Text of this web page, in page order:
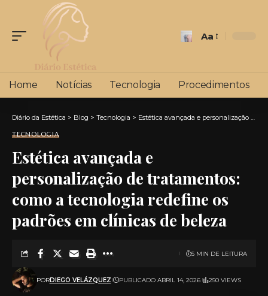
Font
Aa
Home Notícias Tecnologia Procedimentos
Diário da Estética > Blog > Tecnologia > Estética avançada e personalização de tratamentos: como a tecnologia redefine os padrões em clínicas de beleza
TECNOLOGIA
Estética avançada e
personalização de tratamentos:
como a tecnologia redefine os
padrões em clínicas de beleza
PORDIEGO VELÁZQUEZ PUBLICADO ABRIL 14, 2026 250 VIEWS
5 MIN DE LEITURA